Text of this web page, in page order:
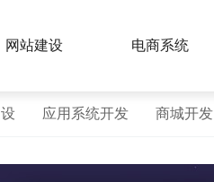
网站建设 电商系统
应用系统开发 商城开发